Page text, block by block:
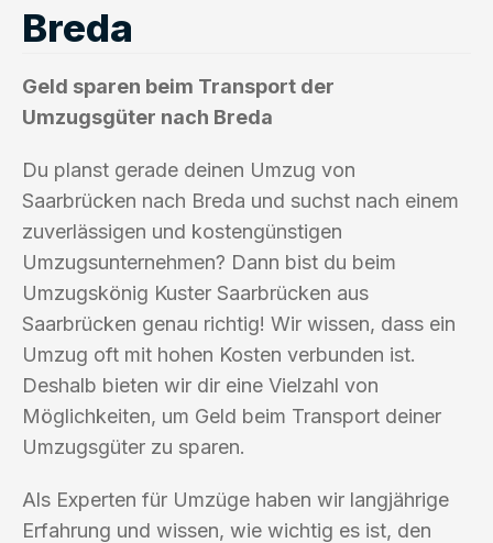
Breda
Geld sparen beim Transport der
Umzugsgüter nach Breda
Du planst gerade deinen Umzug von
Saarbrücken nach Breda und suchst nach einem
zuverlässigen und kostengünstigen
Umzugsunternehmen? Dann bist du beim
Umzugskönig Kuster Saarbrücken aus
Saarbrücken genau richtig! Wir wissen, dass ein
Umzug oft mit hohen Kosten verbunden ist.
Deshalb bieten wir dir eine Vielzahl von
Möglichkeiten, um Geld beim Transport deiner
Umzugsgüter zu sparen.
Als Experten für Umzüge haben wir langjährige
Erfahrung und wissen, wie wichtig es ist, den